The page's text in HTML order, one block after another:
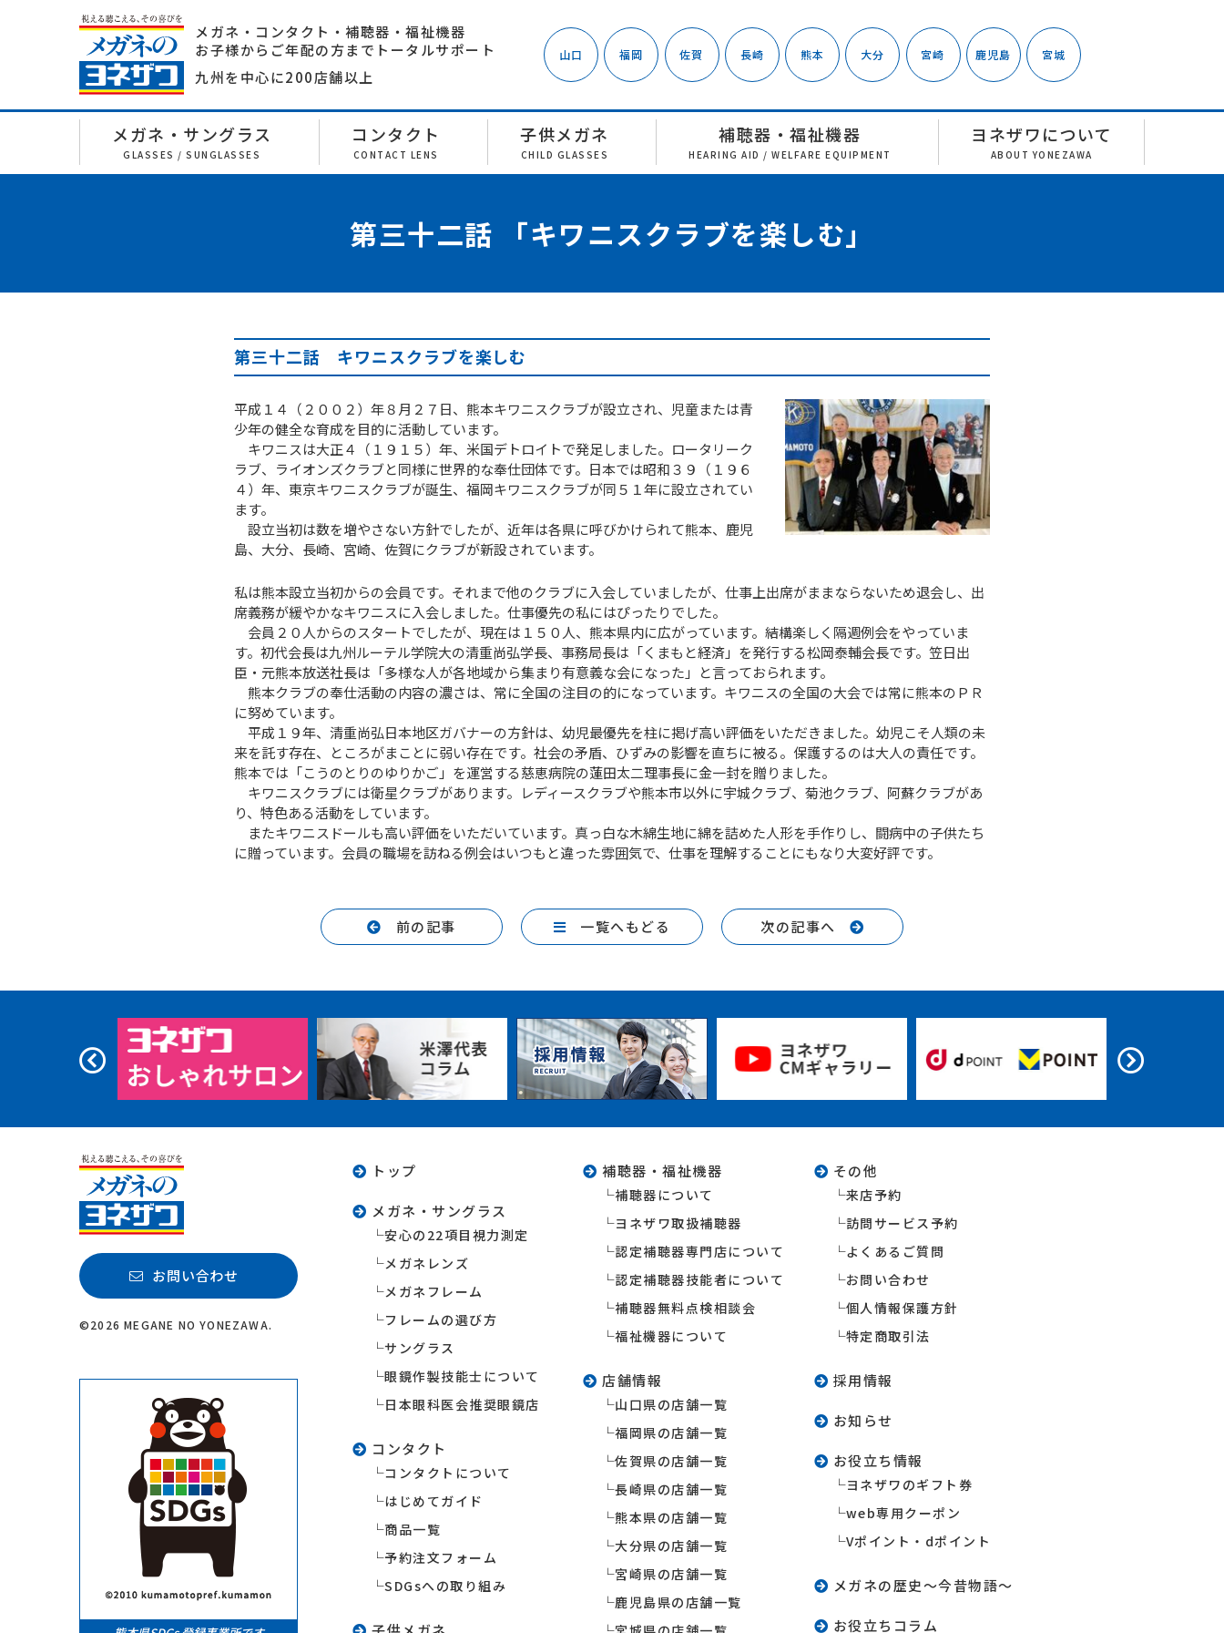
メガネ・コンタクト・補聴器・福祉機器
お子様からご年配の方までトータルサポート
九州を中心に200店舗以上
山口 福岡 佐賀 長崎 熊本 大分 宮崎 鹿児島 宮城
メガネ・サングラス
GLASSES / SUNGLASSES
コンタクト
CONTACT LENS
子供メガネ
CHILD GLASSES
補聴器・福祉機器
HEARING AID / WELFARE EQUIPMENT
ヨネザワについて
ABOUT YONEZAWA
第三十二話 「キワニスクラブを楽しむ」
第三十二話 キワニスクラブを楽しむ
平成１４（２００２）年８月２７日、熊本キワニスクラブが設立され、児童または青
少年の健全な育成を目的に活動しています。
キワニスは大正４（１９１５）年、米国デトロイトで発足しました。ロータリーク
ラブ、ライオンズクラブと同様に世界的な奉仕団体です。日本では昭和３９（１９６
４）年、東京キワニスクラブが誕生、福岡キワニスクラブが同５１年に設立されてい
ます。
設立当初は数を増やさない方針でしたが、近年は各県に呼びかけられて熊本、鹿児
島、大分、長崎、宮崎、佐賀にクラブが新設されています。
私は熊本設立当初からの会員です。それまで他のクラブに入会していましたが、仕事上出席がままならないため退会し、出
席義務が緩やかなキワニスに入会しました。仕事優先の私にはぴったりでした。
会員２０人からのスタートでしたが、現在は１５０人、熊本県内に広がっています。結構楽しく隔週例会をやっていま
す。初代会長は九州ルーテル学院大の清重尚弘学長、事務局長は「くまもと経済」を発行する松岡泰輔会長です。笠日出
臣・元熊本放送社長は「多様な人が各地域から集まり有意義な会になった」と言っておられます。
熊本クラブの奉仕活動の内容の濃さは、常に全国の注目の的になっています。キワニスの全国の大会では常に熊本のＰＲ
に努めています。
平成１９年、清重尚弘日本地区ガバナーの方針は、幼児最優先を柱に掲げ高い評価をいただきました。幼児こそ人類の未
来を託す存在、ところがまことに弱い存在です。社会の矛盾、ひずみの影響を直ちに被る。保護するのは大人の責任です。
熊本では「こうのとりのゆりかご」を運営する慈恵病院の蓮田太二理事長に金一封を贈りました。
キワニスクラブには衛星クラブがあります。レディースクラブや熊本市以外に宇城クラブ、菊池クラブ、阿蘇クラブがあ
り、特色ある活動をしています。
またキワニスドールも高い評価をいただいています。真っ白な木綿生地に綿を詰めた人形を手作りし、闘病中の子供たち
に贈っています。会員の職場を訪ねる例会はいつもと違った雰囲気で、仕事を理解することにもなり大変好評です。
前の記事 一覧へもどる 次の記事へ
お問い合わせ
©2026 MEGANE NO YONEZAWA.
トップ
メガネ・サングラス
安心の22項目視力測定
メガネレンズ
メガネフレーム
フレームの選び方
サングラス
眼鏡作製技能士について
日本眼科医会推奨眼鏡店
コンタクト
コンタクトについて
はじめてガイド
商品一覧
予約注文フォーム
SDGsへの取り組み
補聴器・福祉機器
補聴器について
ヨネザワ取扱補聴器
認定補聴器専門店について
認定補聴器技能者について
補聴器無料点検相談会
福祉機器について
店舗情報
山口県の店舗一覧
福岡県の店舗一覧
佐賀県の店舗一覧
長崎県の店舗一覧
熊本県の店舗一覧
大分県の店舗一覧
宮崎県の店舗一覧
鹿児島県の店舗一覧
その他
来店予約
訪問サービス予約
よくあるご質問
お問い合わせ
個人情報保護方針
特定商取引法
採用情報
お知らせ
お役立ち情報
ヨネザワのギフト券
web専用クーポン
Vポイント・dポイント
メガネの歴史〜今昔物語〜
お役立ちコラム